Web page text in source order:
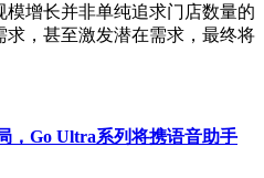
增长并非单纯追求门店数量的
，甚至激发潜在需求，最终将
，Go Ultra系列将携语音助手